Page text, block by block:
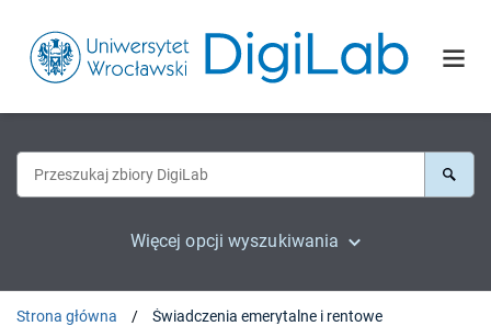
Więcej opcji wyszukiwania
Strona główna Świadczenia emerytalne i rentowe